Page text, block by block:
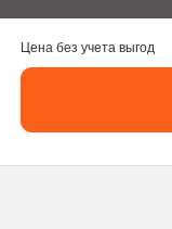
Цена без учета выгод